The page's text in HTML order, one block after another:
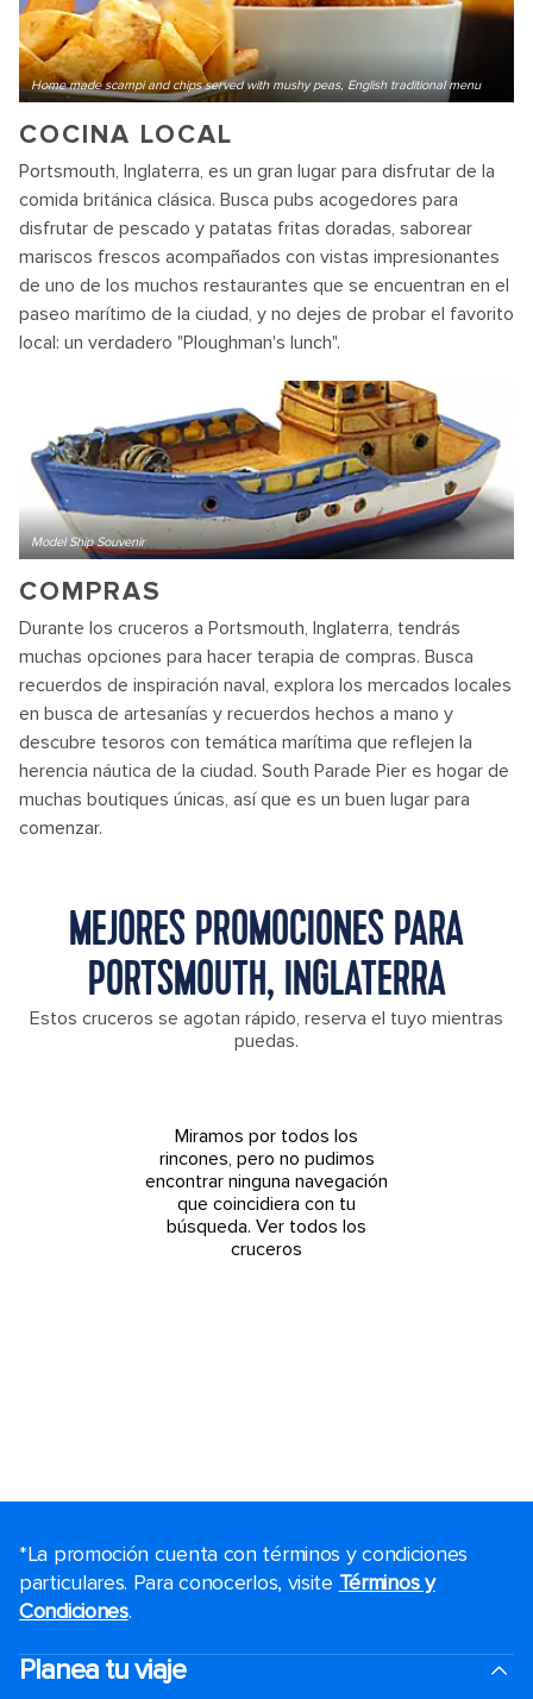
Home made scampi and chips served with mushy peas, English traditional menu
COCINA LOCAL
Portsmouth, Inglaterra, es un gran lugar para disfrutar de la
comida británica clásica. Busca pubs acogedores para
disfrutar de pescado y patatas fritas doradas, saborear
mariscos frescos acompañados con vistas impresionantes
de uno de los muchos restaurantes que se encuentran en el
paseo marítimo de la ciudad, y no dejes de probar el favorito
local: un verdadero "Ploughman's lunch".
Model Ship Souvenir
COMPRAS
Durante los cruceros a Portsmouth, Inglaterra, tendrás
muchas opciones para hacer terapia de compras. Busca
recuerdos de inspiración naval, explora los mercados locales
en busca de artesanías y recuerdos hechos a mano y
descubre tesoros con temática marítima que reflejen la
herencia náutica de la ciudad. South Parade Pier es hogar de
muchas boutiques únicas, así que es un buen lugar para
comenzar.
MEJORES PROMOCIONES PARA
PORTSMOUTH, INGLATERRA
Estos cruceros se agotan rápido, reserva el tuyo mientras
puedas.
Miramos por todos los
rincones, pero no pudimos
encontrar ninguna navegación
que coincidiera con tu
búsqueda. Ver todos los
cruceros
*La promoción cuenta con términos y condiciones
particulares. Para conocerlos, visite Términos y
Condiciones.
Planea tu viaje